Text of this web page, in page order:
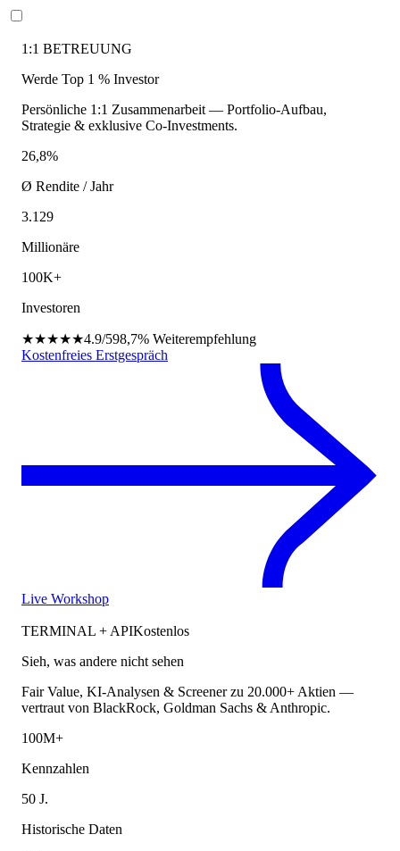
1:1 BETREUUNG
Werde Top 1 % Investor
Persönliche 1:1 Zusammenarbeit — Portfolio-Aufbau,
Strategie & exklusive Co-Investments.
26,8%
Ø Rendite / Jahr
3.129
Millionäre
100K+
Investoren
★★★★★4.9/598,7% Weiterempfehlung
Kostenfreies Erstgespräch
Live Workshop
TERMINAL + APIKostenlos
Sieh, was andere nicht sehen
Fair Value, KI-Analysen & Screener zu 20.000+ Aktien —
vertraut von BlackRock, Goldman Sachs & Anthropic.
100M+
Kennzahlen
50 J.
Historische Daten